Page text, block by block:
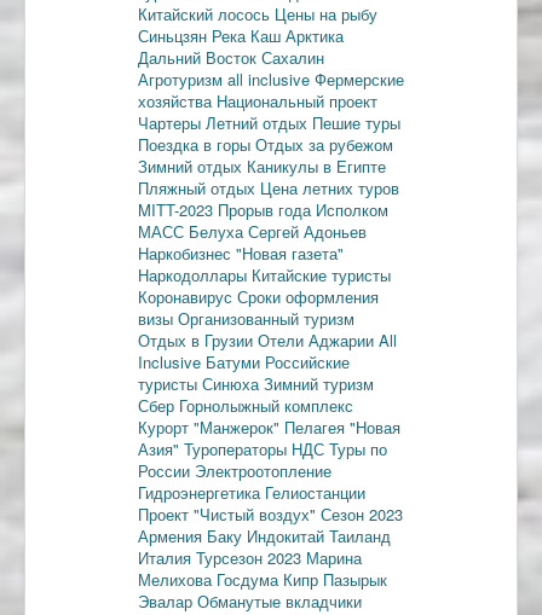
Китайский лосось Цены на рыбу
Синьцзян Река Каш Арктика
Дальний Восток Сахалин
Агротуризм all inclusive Фермерские
хозяйства Национальный проект
Чартеры Летний отдых Пешие туры
Поездка в горы Отдых за рубежом
Зимний отдых Каникулы в Египте
Пляжный отдых Цена летних туров
MITT-2023 Прорыв года Исполком
МАСС БелухаСергей Адоньев
Наркобизнес "Новая газета"
Наркодоллары Китайские туристы
Коронавирус Сроки оформления
визы Организованный туризм
Отдых в Грузии Отели Аджарии All
Inclusive Батуми Российские
туристы СинюхаЗимний туризм
Сбер Горнолыжный комплекс
Курорт "Манжерок" Пелагея "Новая
Азия" Туроператоры НДС Туры по
России Электроотопление
Гидроэнергетика Гелиостанции
Проект "Чистый воздух" Сезон 2023
Армения Баку Индокитай Таиланд
Италия Турсезон 2023 Марина
Мелихова Госдума Кипр Пазырык
Эвалар Обманутые вкладчики